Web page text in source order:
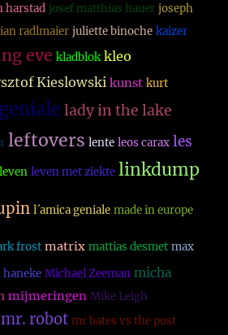
harstad josef matthias hauer joseph
radlmaier juliette binoche kaizer
eve kladblok kleo
Kieslowski kunst kurt
lady in the lake
leftovers lente leos carax les
leven leven met ziekte linkdump
l´amica geniale made in europe
frost matrix mattias desmet max
haneke Michael Zeeman micha
mijmeringen Mike Leigh
mr. robot mr bates vs the post